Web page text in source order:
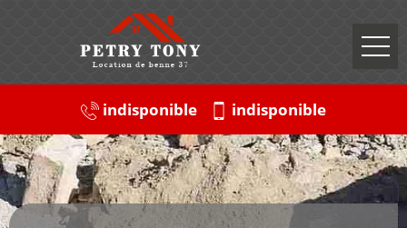
indisponible indisponible